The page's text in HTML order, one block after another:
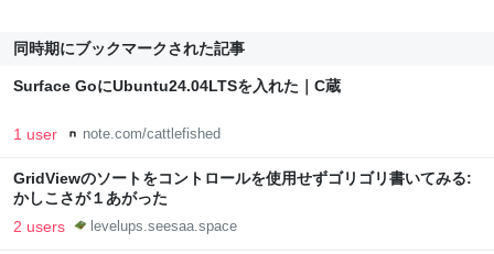
同時期にブックマークされた記事
Surface GoにUbuntu24.04LTSを入れた｜C蔵
1 user note.com/cattlefished
GridViewのソートをコントロールを使用せずゴリゴリ書いてみる:
かしこさが１あがった
2 users levelups.seesaa.space